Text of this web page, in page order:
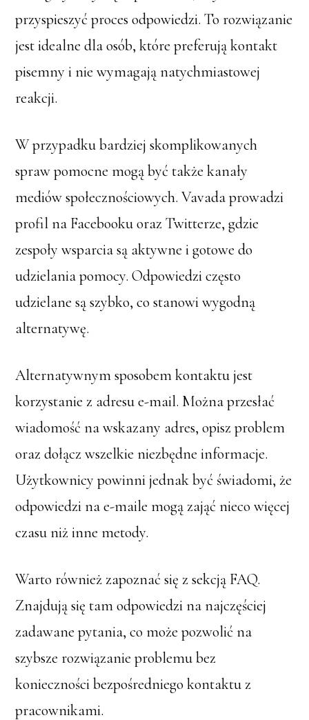
przyspieszyć proces odpowiedzi. To rozwiązanie
jest idealne dla osób, które preferują kontakt
pisemny i nie wymagają natychmiastowej
reakcji.
W przypadku bardziej skomplikowanych
spraw pomocne mogą być także kanały
mediów społecznościowych. Vavada prowadzi
profil na Facebooku oraz Twitterze, gdzie
zespoły wsparcia są aktywne i gotowe do
udzielania pomocy. Odpowiedzi często
udzielane są szybko, co stanowi wygodną
alternatywę.
Alternatywnym sposobem kontaktu jest
korzystanie z adresu e-mail. Można przesłać
wiadomość na wskazany adres, opisz problem
oraz dołącz wszelkie niezbędne informacje.
Użytkownicy powinni jednak być świadomi, że
odpowiedzi na e-maile mogą zająć nieco więcej
czasu niż inne metody.
Warto również zapoznać się z sekcją FAQ.
Znajdują się tam odpowiedzi na najczęściej
zadawane pytania, co może pozwolić na
szybsze rozwiązanie problemu bez
konieczności bezpośredniego kontaktu z
pracownikami.